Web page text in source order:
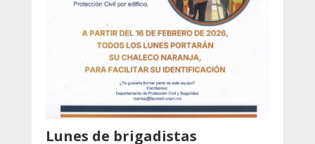
Lunes de brigadistas